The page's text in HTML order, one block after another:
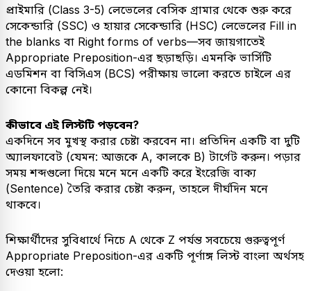
​প্রাইমারি (Class 3-5) লেভেলের বেসিক গ্রামার থেকে শুরু করে
সেকেন্ডারি (SSC) ও হায়ার সেকেন্ডারি (HSC) লেভেলের Fill in
the blanks বা Right forms of verbs—সব জায়গাতেই
Appropriate Preposition-এর ছড়াছড়ি। এমনকি ভার্সিটি
এডমিশন বা বিসিএস (BCS) পরীক্ষায় ভালো করতে চাইলে এর
কোনো বিকল্প নেই।
কীভাবে এই লিস্টটি পড়বেন?
একদিনে সব মুখস্থ করার চেষ্টা করবেন না। প্রতিদিন একটি বা দুটি
অ্যালফাবেট (যেমন: আজকে A, কালকে B) টার্গেট করুন। পড়ার
সময় শব্দগুলো দিয়ে মনে মনে একটি করে ইংরেজি বাক্য
(Sentence) তৈরি করার চেষ্টা করুন, তাহলে দীর্ঘদিন মনে
থাকবে।
​শিক্ষার্থীদের সুবিধার্থে নিচে A থেকে Z পর্যন্ত সবচেয়ে গুরুত্বপূর্ণ
Appropriate Preposition-এর একটি পূর্ণাঙ্গ লিস্ট বাংলা অর্থসহ
দেওয়া হলো: